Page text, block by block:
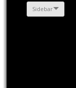
Sidebar